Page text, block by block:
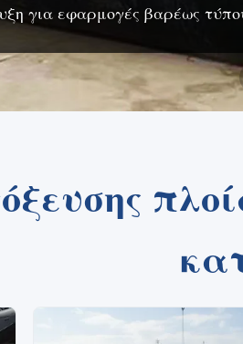
για εφαρμογές βαρέως